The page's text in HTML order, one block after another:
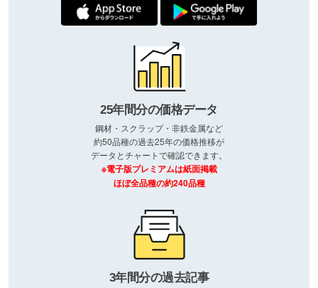
25年間分の価格データ
鋼材・スクラップ・非鉄金属など
約50品種の過去25年の価格推移が
データとチャートで確認できます。
※電子版プレミアムは紙面掲載
ほぼ全品種の約240品種
3年間分の過去記事